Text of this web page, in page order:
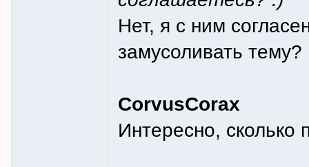
Нет, я с ним
замусоливать тему?
CorvusCorax
Интересно, сколько